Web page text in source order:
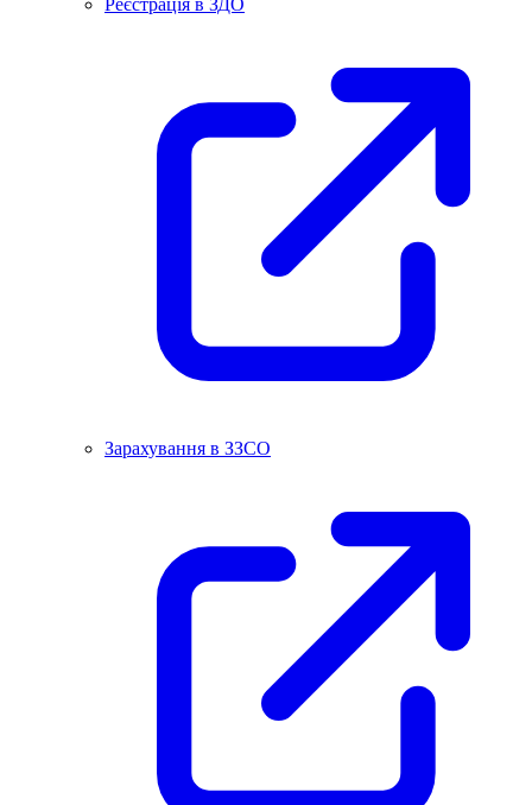
Реєстрація в ЗДО
Зарахування в ЗЗСО